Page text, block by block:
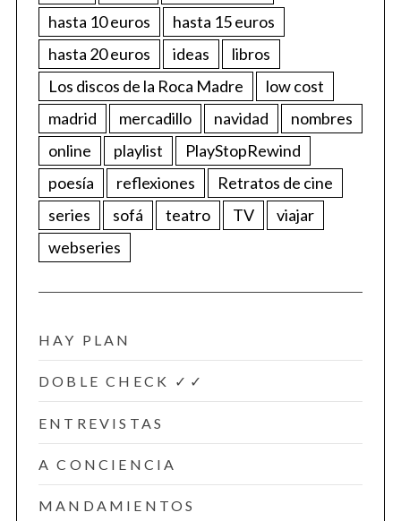
hasta 10 euros
hasta 15 euros
hasta 20 euros
ideas
libros
Los discos de la Roca Madre
low cost
madrid
mercadillo navidad
nombres
online
playlist
PlayStopRewind
poesía
reflexiones
Retratos de cine
series
sofá teatro TV
viajar
webseries
HAY PLAN
DOBLE CHECK ✓✓
ENTREVISTAS
A CONCIENCIA
MANDAMIENTOS